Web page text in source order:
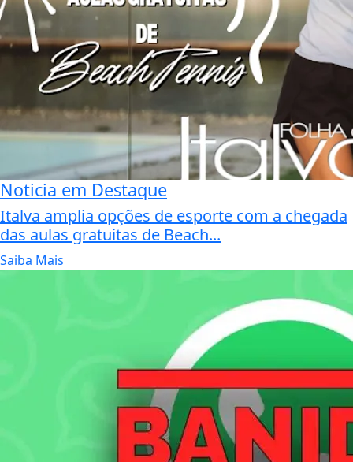
Noticia em Destaque
Italva amplia opções de esporte com a chegada
das aulas gratuitas de Beach...
Saiba Mais